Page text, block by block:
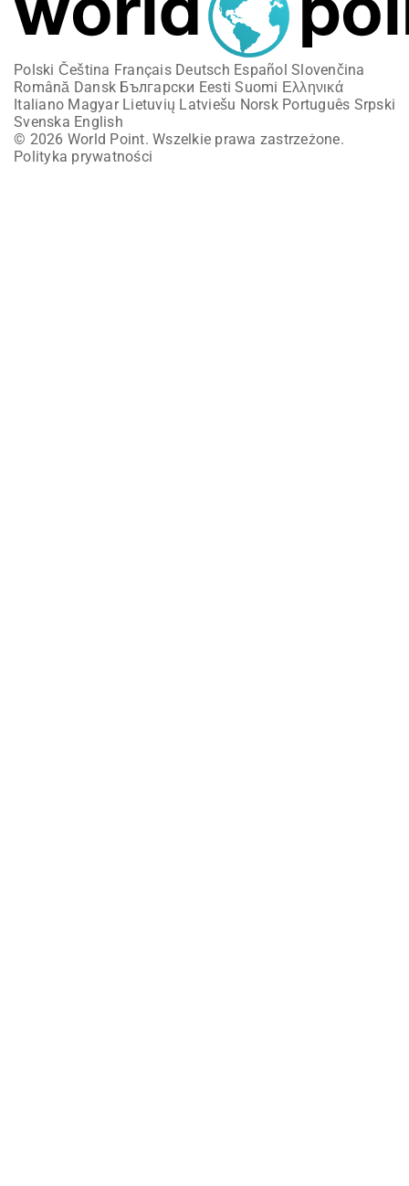
Polski Čeština Français Deutsch Español Slovenčina
Română Dansk Български Eesti Suomi Ελληνικά
Italiano Magyar Lietuvių Latviešu Norsk Português Srpski
Svenska English
© 2026 World Point. Wszelkie prawa zastrzeżone.
Polityka prywatności